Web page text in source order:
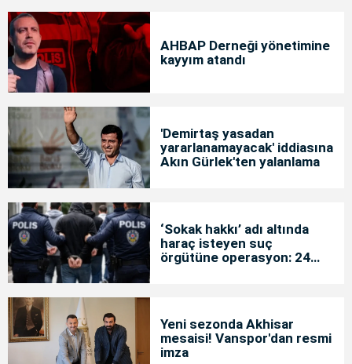
AHBAP Derneği yönetimine
kayyım atandı
'Demirtaş yasadan
yararlanamayacak' iddiasına
Akın Gürlek'ten yalanlama
‘Sokak hakkı’ adı altında
haraç isteyen suç
örgütüne operasyon: 24
Yeni sezonda Akhisar
mesaisi! Vanspor'dan resmi
imza